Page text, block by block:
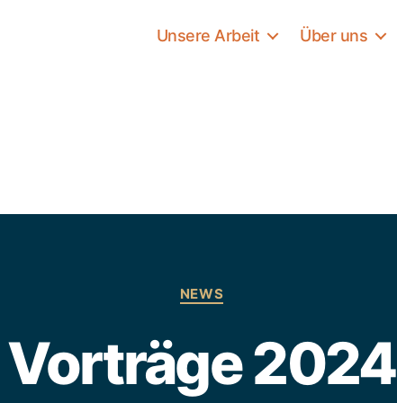
Unsere Arbeit Über uns
Kategorien
NEWS
Vorträge 2024